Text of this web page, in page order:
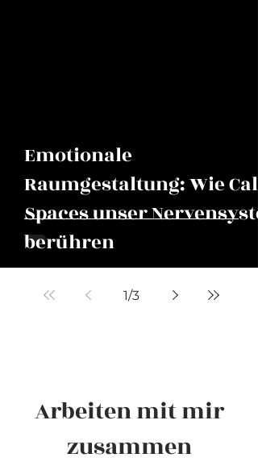
Emotionale
Raumgestaltung: Wie
Spaces unser
berühren
1/3
Arbeiten mit mir
zusammen